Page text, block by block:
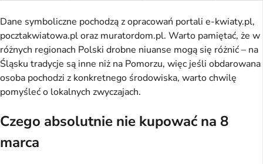
Dane symboliczne pochodzą z opracowań portali e-kwiaty.pl,
pocztakwiatowa.pl oraz muratordom.pl. Warto pamiętać, że w
różnych regionach Polski drobne niuanse mogą się różnić – na
Śląsku tradycje są inne niż na Pomorzu, więc jeśli obdarowana
osoba pochodzi z konkretnego środowiska, warto chwilę
pomyśleć o lokalnych zwyczajach.
Czego absolutnie nie kupować na 8
marca